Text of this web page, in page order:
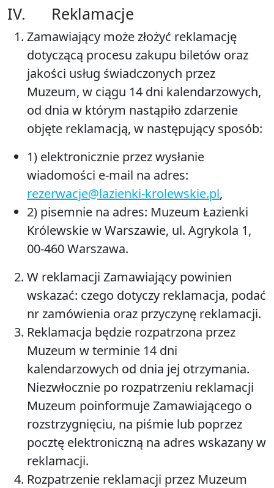
IV. Reklamacje
Zamawiający może złożyć reklamację
dotyczącą procesu zakupu biletów oraz
jakości usług świadczonych przez
Muzeum, w ciągu 14 dni kalendarzowych,
od dnia w którym nastąpiło zdarzenie
objęte reklamacją, w następujący sposób:
1) elektronicznie przez wysłanie
wiadomości e-mail na adres:
rezerwacje@lazienki-krolewskie.pl,
2) pisemnie na adres: Muzeum Łazienki
Królewskie w Warszawie, ul. Agrykola 1,
00-460 Warszawa.
W reklamacji Zamawiający powinien
wskazać: czego dotyczy reklamacja, podać
nr zamówienia oraz przyczynę reklamacji.
Reklamacja będzie rozpatrzona przez
Muzeum w terminie 14 dni
kalendarzowych od dnia jej otrzymania.
Niezwłocznie po rozpatrzeniu reklamacji
Muzeum poinformuje Zamawiającego o
rozstrzygnięciu, na piśmie lub poprzez
pocztę elektroniczną na adres wskazany w
reklamacji.
Rozpatrzenie reklamacji przez Muzeum